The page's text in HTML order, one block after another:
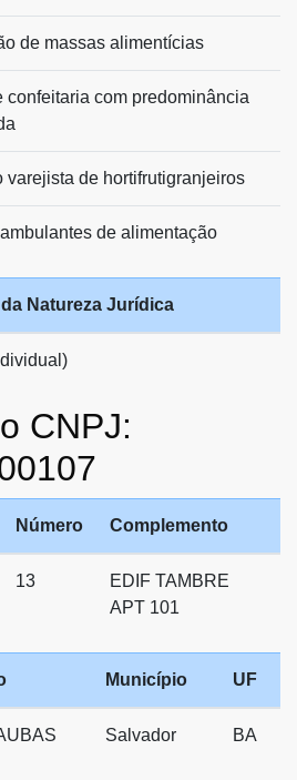
de massas alimentícias
confeitaria com predominância
varejista de hortifrutigranjeiros
de alimentação
Natureza Jurídica
CNPJ:
Número Complemento
13
EDIF TAMBRE
APT 101
Município UF
Salvador BA